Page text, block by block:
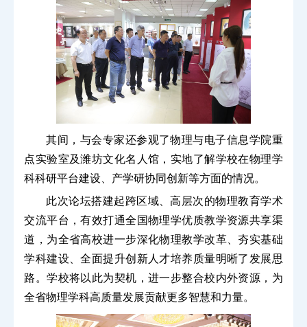
其间，与会专家还参观了物理与电子信息学院重
点实验室及潍坊文化名人馆，实地了解学校在物理学
科科研平台建设、产学研协同创新等方面的情况。
此次论坛搭建起跨区域、高层次的物理教育学术
交流平台，有效打通全国物理学优质教学资源共享渠
道，为全省高校进一步深化物理教学改革、夯实基础
学科建设、全面提升创新人才培养质量明晰了发展思
路。学校将以此为契机，进一步整合校内外资源，为
全省物理学科高质量发展贡献更多智慧和力量。